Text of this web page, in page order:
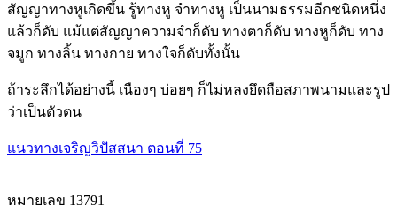
สัญญาทางหูเกิดขึ้น รู้ทางหู จำทางหู เป็นนามธรรมอีกชนิดหนึ่ง
แล้วก็ดับ แม้แต่สัญญาความจำก็ดับ ทางตาก็ดับ ทางหูก็ดับ ทาง
จมูก ทางลิ้น ทางกาย ทางใจก็ดับทั้งนั้น
ถ้าระลึกได้อย่างนี้ เนืองๆ บ่อยๆ ก็ไม่หลงยึดถือสภาพนามและรูป
ว่าเป็นตัวตน
แนวทางเจริญวิปัสสนา ตอนที่ 75
หมายเลข 13791